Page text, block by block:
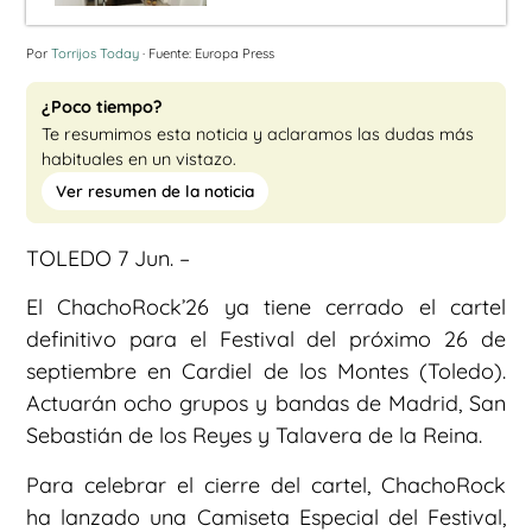
Por Torrijos Today · Fuente: Europa Press
¿Poco tiempo?
Te resumimos esta noticia y aclaramos las dudas más
habituales en un vistazo.
Ver resumen de la noticia
TOLEDO 7 Jun. –
El ChachoRock’26 ya tiene cerrado el cartel
definitivo para el Festival del próximo 26 de
septiembre en Cardiel de los Montes (Toledo).
Actuarán ocho grupos y bandas de Madrid, San
Sebastián de los Reyes y Talavera de la Reina.
Para celebrar el cierre del cartel, ChachoRock
ha lanzado una Camiseta Especial del Festival,